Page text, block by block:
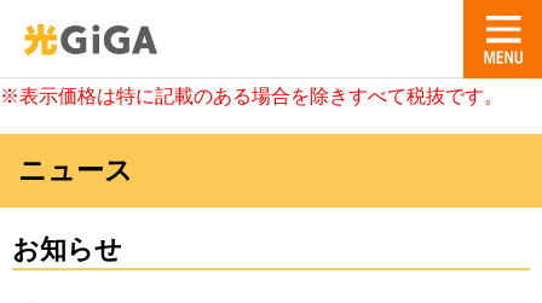
※表示価格は特に記載のある場合を除きすべて税抜です。
ニュース
お知らせ